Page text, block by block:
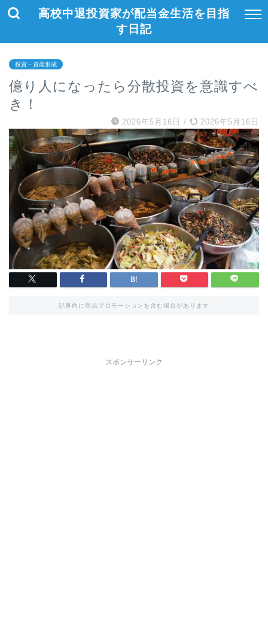
高校中退投資家が配当金生活を目指
す日記
投資・資産形成
億り人になったら分散投資を意識すべ
き！
2026年5月16日 / 2026年5月16日
記事内に商品プロモーションを含む場合があります
スポンサーリンク